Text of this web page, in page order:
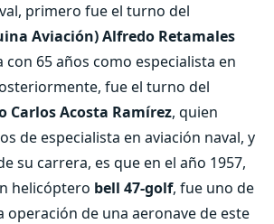
primero fue el turno del
Aviación) Alfredo Retamales
con 65 años como especialista en
fue el turno del
Carlos Acosta Ramírez, quien
de especialista en aviación naval, y
su carrera, es que en el año 1957,
helicóptero bell 47-golf, fue uno de
operación de una aeronave de este